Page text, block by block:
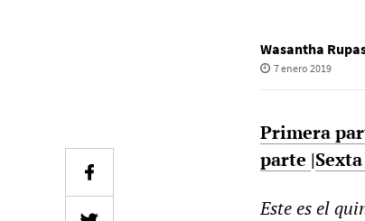
Wasantha
7 enero 2019
Primera
parte |
Este es el